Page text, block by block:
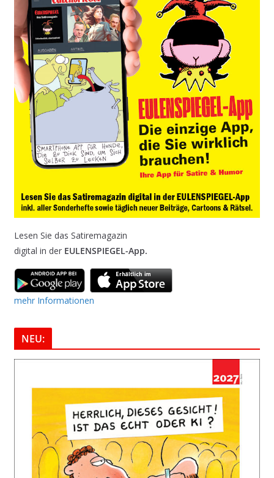
Lesen Sie das Satiremagazin
digital in der EULENSPIEGEL-App.
mehr Informationen
NEU: